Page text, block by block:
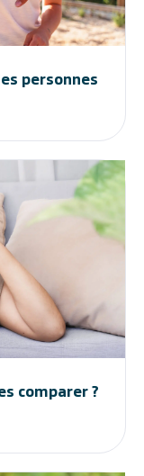
personnes
comparer ?